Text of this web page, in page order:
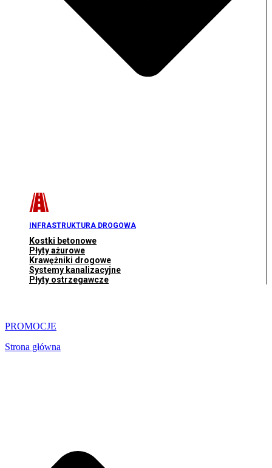
INFRASTRUKTURA DROGOWA
Kostki betonowe
Płyty ażurowe
Krawężniki drogowe
Systemy kanalizacyjne
Płyty ostrzegawcze
PROMOCJE
Strona główna